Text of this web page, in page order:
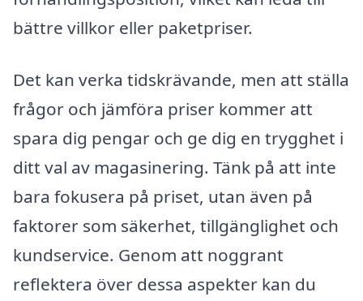
bättre villkor eller paketpriser.
Det kan verka tidskrävande, men att ställa
frågor och jämföra priser kommer att
spara dig pengar och ge dig en trygghet i
ditt val av magasinering. Tänk på att inte
bara fokusera på priset, utan även på
faktorer som säkerhet, tillgänglighet och
kundservice. Genom att noggrant
reflektera över dessa aspekter kan du